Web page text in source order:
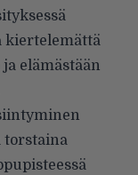
kiertelemättä
elämästään
torstaina